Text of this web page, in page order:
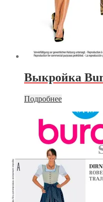
Выкройка
Подробнее